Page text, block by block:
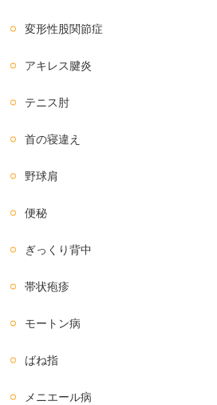
変形性股関節症
アキレス腱炎
テニス肘
首の寝違え
野球肩
便秘
ぎっくり背中
帯状疱疹
モートン病
ばね指
メニエール病